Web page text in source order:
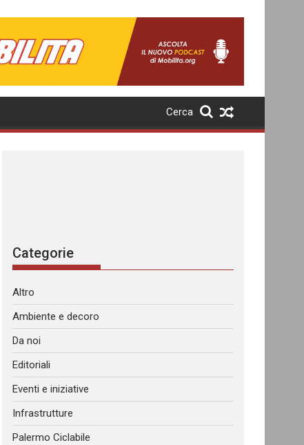
Cerca
Categorie
Altro
Ambiente e decoro
Da noi
Editoriali
Eventi e iniziative
Infrastrutture
Palermo Ciclabile